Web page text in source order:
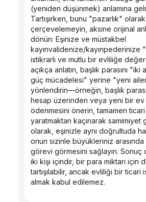
(yeniden düşünmek) anlamına
Tartışırken, bunu "pazarlık" olarak
çerçevelemeyin, aksine orijinal
dönün: Eşinize ve müstakbel
kayınvalidenize/kayınpederinize
istikrarlı ve mutlu bir evliliğe
açıkça anlatın, başlık parasını "iki
güç mücadelesi" yerine "yeni
yönlendirin—örneğin, başlık
hesap üzerinden veya yeni bir ev
ödenmesini önerin, tamamen
yaratmaktan kaçınarak samimiyet
olarak, eşinizle aynı doğrultuda
onun sizinle büyükleriniz
görevi görmesini sağlayın. Sonuç
iki kişi içindir, bir para miktarı için
tartışılabilir, ancak evliliği bir ticari
almak kabul edilemez.